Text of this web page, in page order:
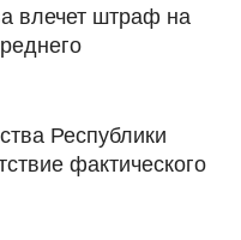
влечет штраф на
Республики
фактического